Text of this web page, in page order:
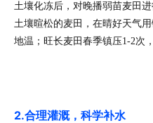
土壤化冻后，对晚播弱苗麦田
土壤暄松的麦田，在晴好天气
地温；旺长麦田春季镇压1-2次
2.合理灌溉，科学补水